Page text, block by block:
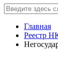
Главная
Реестр